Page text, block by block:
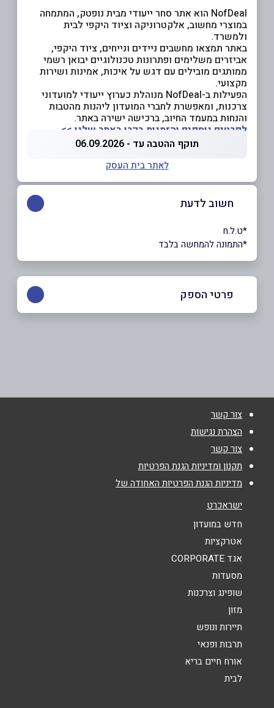
NofDeal הוא אתר סחר ייעודי מבית נופטק, המתמחה
במוצרי מחשוב, אלקטרוניקה וציוד היקפי לבית
ולמשרד.
באתר תמצאו מחשבים ניידים ונייחים, ציוד היקפי,
אביזרים משלימים ופתרונות טכנולוגיים יבואן רשמי
ממותגים מובילים עם דגש על איכות, אמינות ושירות
מקצועי.
הפעילות ב-NofDeal מנוהלת כערוץ ייעודי למועדוני
צרכנות, ומאפשרת לחברי המועדון ליהנות מהטבות
והנחות במעמד החיוב, ברכישה ישירה באתר.
לפרטים נוספים והזמנות בקרו באתר שלנו >>
תוקף ההטבה עד - 06.09.2026
לאתר בית העסק
חשוב לדעת
*ט.ל.ח
*התמונה להמחשה בלבד
פרטי הספק
טלפון *
אימייל*
נושא*
אנא חזרו אלי בקשר ל...
הודעה*
צור קשר
הצהרת נגישות
צור קשר
תקנון ומדיניות הגנת הפרטיות
מדיניות הגנת הפרטיות האחודה של
ישראכרט
חדש במועדון
אטרקציות
אגד CORPORATE
מסעדות
שופינג וצרכנות
מזון
תיירות ונופש
תרבות ופנאי
אורח חיים בריא
לבית